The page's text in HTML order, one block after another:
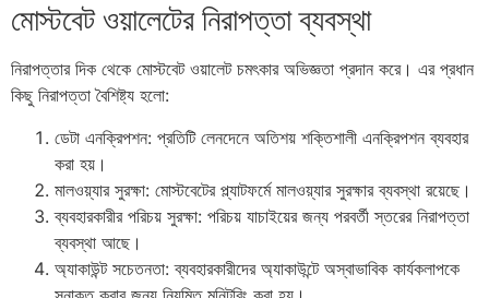
মোস্টবেট ওয়ালেটের নিরাপত্তা ব্যবস্থা
নিরাপত্তার দিক থেকে মোস্টবেট ওয়ালেট চমৎকার অভিজ্ঞতা প্রদান করে। এর প্রধান
কিছু নিরাপত্তা বৈশিষ্ট্য হলো:
ডেটা এনক্রিপশন: প্রতিটি লেনদেনে অতিশয় শক্তিশালী এনক্রিপশন ব্যবহার
করা হয়।
মালওয়্যার সুরক্ষা: মোস্টবেটের প্ল্যাটফর্মে মালওয়্যার সুরক্ষার ব্যবস্থা রয়েছে।
ব্যবহারকারীর পরিচয় সুরক্ষা: পরিচয় যাচাইয়ের জন্য পরবর্তী স্তরের নিরাপত্তা
ব্যবস্থা আছে।
অ্যাকাউন্ট সচেতনতা: ব্যবহারকারীদের অ্যাকাউন্টে অস্বাভাবিক কার্যকলাপকে